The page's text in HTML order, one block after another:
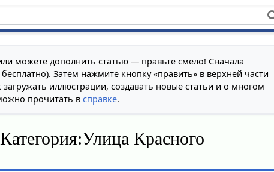
можете дополнить статью — правьте смело! Сначала
Затем нажмите кнопку «править» в верхней части
иллюстрации, создавать новые статьи и о многом
прочитать в справке.
Красного